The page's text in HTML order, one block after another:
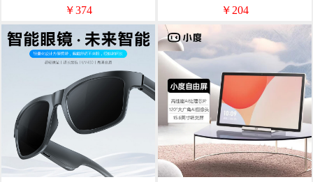
定4K高速TF卡128G
￥374
定4K高速TF卡64G
￥204